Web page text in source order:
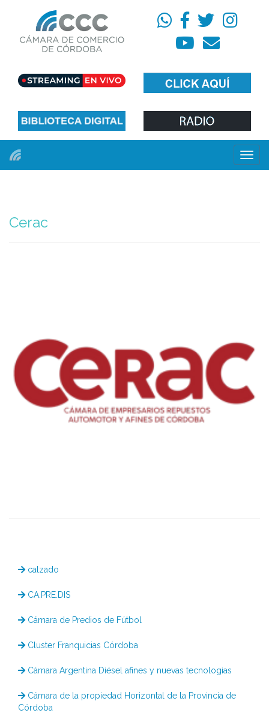
Menú
Cerac
calzado
CA.PRE.DIS
Cámara de Predios de Fútbol
Cluster Franquicias Córdoba
Cámara Argentina Diésel afines y nuevas tecnologias
Cámara de la propiedad Horizontal de la Provincia de
Córdoba